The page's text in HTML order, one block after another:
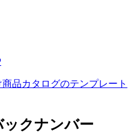
品カタログのテンプレート
ックナンバー